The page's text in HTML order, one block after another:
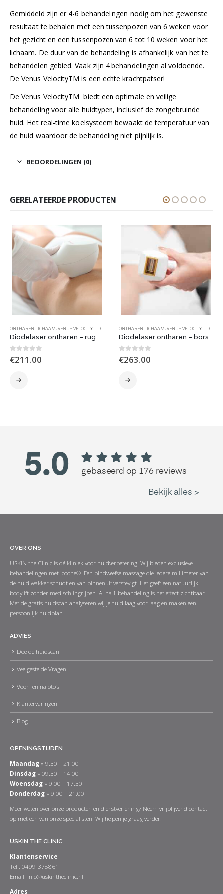
Gemiddeld zijn er 4-6 behandelingen nodig om het gewenste
resultaat te behalen met een tussenpozen van 6 weken voor
het gezicht en een tussenpozen van 6 tot 10 weken voor het
lichaam. De duur van de behandeling is afhankelijk van het te
behandelen gebied. Vaak zijn 4 behandelingen al voldoende.
De Venus VelocityTM is een echte krachtpatser!
De Venus VelocityTM biedt een optimale en veilige
behandeling voor alle huidtypen, inclusief de zongebruinde
huid. Het real-time koelsysteem bewaakt de temperatuur van
de huid waardoor de behandeling niet pijnlijk is.
BEOORDELINGEN (0)
GERELATEERDE PRODUCTEN
ONTHAREN LICHAAM,VENUS VELOCITY | DIODELASER
Diodelaser ontharen – rug
0out of 5
€211.00
ONTHAREN LICHAAM,VENUS VELOCITY | DIODELASER
Diodelaser ontharen – borst en buik mannen
0out of 5
€263.00
OVER ONS
USKIN the Clinic is dé kliniek voor huidverbetering. Wij bieden exclusieve
behandelingen met icoone®. Een bindweefselmassage die iedere millimeter van
de huid wakker schudt en van binnenuit verstevigt. Het geeft een natuurlijk
bodylift zonder medisch ingrijpen. Al na 1 behandeling is het effect zichtbaar.
Met de gratis huidscan analyseren wij je huid laag voor laag en maken een
persoonlijk huidplan.
ADVIES
Doe de huidscan
Veelgestelde Vragen
Voor- en nafoto’s
Klantervaringen
Blog
OPENINGSTIJDEN
Maandag » 9.30 – 21.00
Dinsdag » 09.30 – 14.00
Woensdag » 9.00 – 17.30
Donderdag » 9.00 – 21.00
Meer weten over onze producten en dienstverlening? Neem vrijblijvend contact
op met een van onze specialisten. Wij helpen je graag verder.
USKIN THE CLINIC
Klantenservice
Tel.: 0499-378861
Email: info@uskintheclinic.nl
Adres